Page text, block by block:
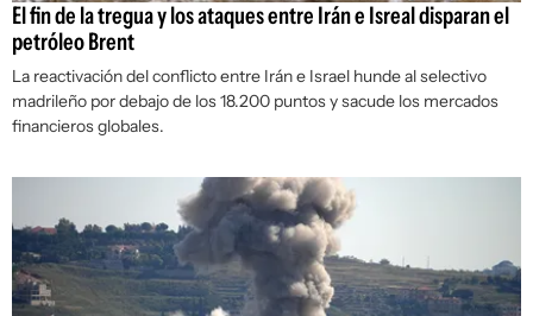
El fin de la tregua y los ataques entre Irán e Isreal disparan el
petróleo Brent
La reactivación del conflicto entre Irán e Israel hunde al selectivo
madrileño por debajo de los 18.200 puntos y sacude los mercados
financieros globales.